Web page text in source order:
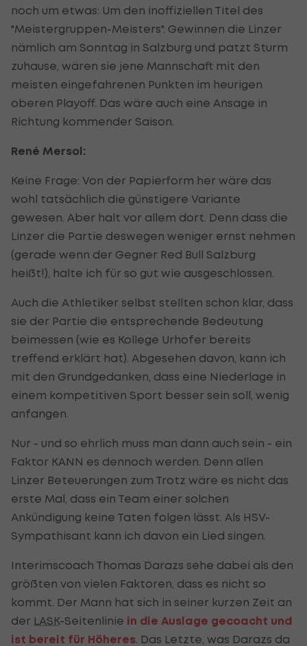
noch um etwas: Um den inoffiziellen Titel des
"Meistergruppen-Meisters". Gewinnen die Linzer
nämlich am Sonntag in Salzburg und patzt Sturm
zuhause, wären sie jene Mannschaft mit den
meisten eingefahrenen Punkten im heurigen
oberen Playoff. Das wäre auch eine Ansage in
Richtung kommender Saison.
René Mersol:
Keine Frage: Von der Papierform her wäre das
wohl tatsächlich die günstigere Variante
gewesen. Aber halt vor allem dort. Denn dass die
Linzer die Partie deswegen weniger ernst nehmen
(gerade wenn der Gegner Red Bull Salzburg
heißt!), halte ich für so gut wie ausgeschlossen.
Auch die Athletiker selbst stellten schon klar, dass
sie der Partie die entsprechende Bedeutung
beimessen (wie es Kollege Urhofer bereits
treffend erklärt hat). Abgesehen davon, kann ich
mit den Grundgedanken, dass eine Niederlage in
einem kompetitiven Sport besser sein soll, wenig
anfangen.
Nur - und so ehrlich muss man dann auch sein - ein
Faktor KANN es dennoch werden. Denn allen
Linzer Beteuerungen zum Trotz wäre es nicht das
erste Mal, dass ein Team einer solchen
Ankündigung keine Taten folgen lässt. Als HSV-
Sympathisant kann ich davon ein Lied singen.
Interimscoach Thomas Darazs sehe dabei als den
größten von vielen Faktoren, dass es nicht so
kommt. Der Mann hat sich in seiner kurzen Zeit an
der LASK-Seitenlinie in die Auslage gecoacht und
ist bereit für Höheres . Das Letzte, was Darazs da